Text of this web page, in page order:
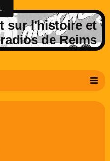
sur l'histoire et
de Reims